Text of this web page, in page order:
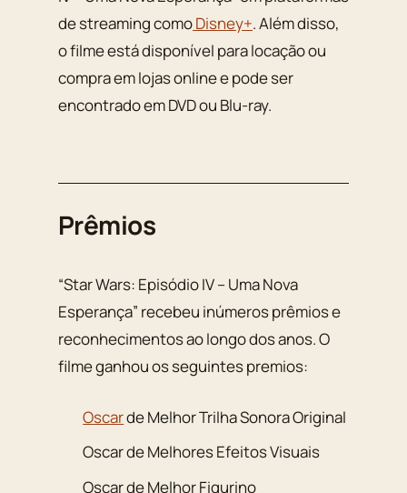
de streaming comoDisney+. Além disso,
o filme está disponível para locação ou
compra em lojas online e pode ser
encontrado em DVD ou Blu-ray.
Prêmios
“Star Wars: Episódio IV – Uma Nova
Esperança” recebeu inúmeros prêmios e
reconhecimentos ao longo dos anos. O
filme ganhou os seguintes premios:
Oscarde Melhor Trilha Sonora Original
Oscar de Melhores Efeitos Visuais
Oscar de Melhor Figurino